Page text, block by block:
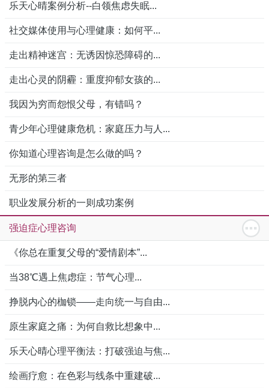
乐天心晴案例分析--白领焦虑失眠...
社交媒体使用与心理健康：如何平...
走出精神迷宫：无诱因惊恐障碍的...
走出心灵的阴霾：重度抑郁女孩的...
我因为穷而怨恨父母，有错吗？
青少年心理健康危机：家庭压力与人...
你知道心理咨询是怎么做的吗？
无形的第三者
职业发展分析的一则成功案例
强迫症心理咨询
《你总在重复父母的“爱情剧本”...
当38℃遇上焦虑症：节气心理...
挣脱内心的枷锁——走向统一与自由...
原生家庭之痛：为何自救比想象中...
乐天心晴心理平衡法：打破强迫与焦...
绘画疗愈：在色彩与线条中重建破...